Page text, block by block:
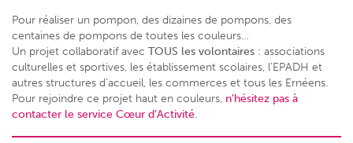
Pour réaliser un pompon, des dizaines de pompons, des
centaines de pompons de toutes les couleurs…
Un projet collaboratif avec TOUS les volontaires : associations
culturelles et sportives, les établissement scolaires, l’EPADH et
autres structures d’accueil, les commerces et tous les Ernéens.
Pour rejoindre ce projet haut en couleurs, n’hésitez pas à
contacter le service Cœur d’Activité.